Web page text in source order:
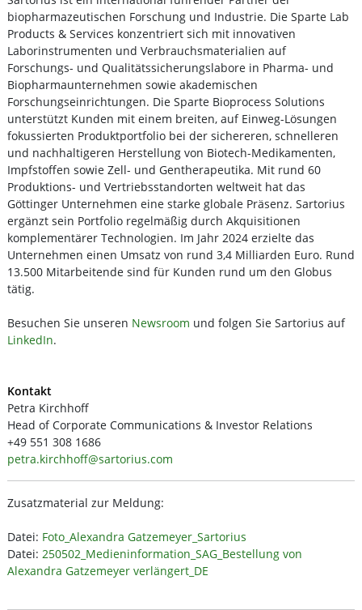
biopharmazeutischen Forschung und Industrie. Die Sparte Lab
Products & Services konzentriert sich mit innovativen
Laborinstrumenten und Verbrauchsmaterialien auf
Forschungs- und Qualitätssicherungslabore in Pharma- und
Biopharmaunternehmen sowie akademischen
Forschungseinrichtungen. Die Sparte Bioprocess Solutions
unterstützt Kunden mit einem breiten, auf Einweg-Lösungen
fokussierten Produktportfolio bei der sichereren, schnelleren
und nachhaltigeren Herstellung von Biotech-Medikamenten,
Impfstoffen sowie Zell- und Gentherapeutika. Mit rund 60
Produktions- und Vertriebsstandorten weltweit hat das
Göttinger Unternehmen eine starke globale Präsenz. Sartorius
ergänzt sein Portfolio regelmäßig durch Akquisitionen
komplementärer Technologien. Im Jahr 2024 erzielte das
Unternehmen einen Umsatz von rund 3,4 Milliarden Euro. Rund
13.500 Mitarbeitende sind für Kunden rund um den Globus
tätig.
Besuchen Sie unseren Newsroom und folgen Sie Sartorius auf
LinkedIn.
Kontakt
Petra Kirchhoff
Head of Corporate Communications & Investor Relations
+49 551 308 1686
petra.kirchhoff@sartorius.com
Zusatzmaterial zur Meldung:
Datei: Foto_Alexandra Gatzemeyer_Sartorius
Datei: 250502_Medieninformation_SAG_Bestellung von
Alexandra Gatzemeyer verlängert_DE